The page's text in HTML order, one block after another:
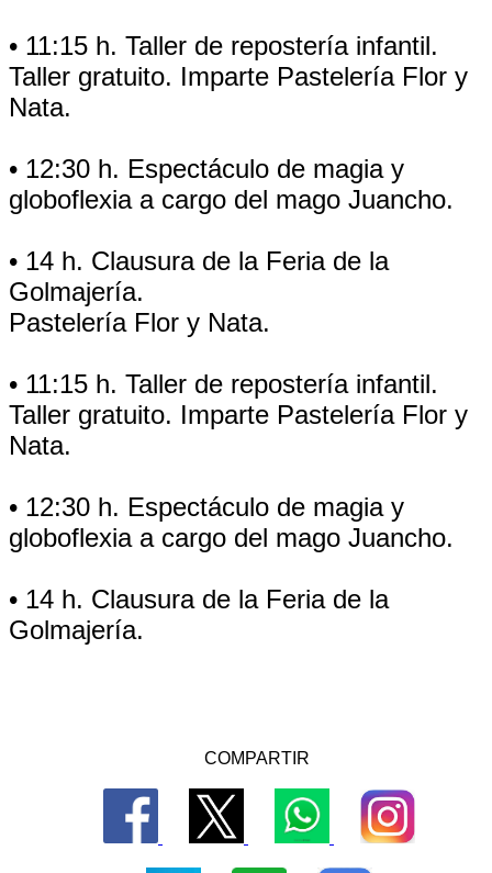
• 11:15 h. Taller de repostería infantil.
Taller gratuito. Imparte Pastelería Flor y
Nata.
• 12:30 h. Espectáculo de magia y
globoflexia a cargo del mago Juancho.
• 14 h. Clausura de la Feria de la
Golmajería.
Pastelería Flor y Nata.
• 11:15 h. Taller de repostería infantil.
Taller gratuito. Imparte Pastelería Flor y
Nata.
• 12:30 h. Espectáculo de magia y
globoflexia a cargo del mago Juancho.
• 14 h. Clausura de la Feria de la
Golmajería.
COMPARTIR